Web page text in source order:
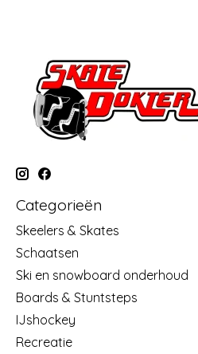
Categorieën
Skeelers & Skates
Schaatsen
Ski en snowboard onderhoud
Boards & Stuntsteps
IJshockey
Recreatie